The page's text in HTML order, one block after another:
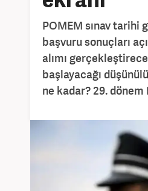
POMEM sınav tarihi
başvuru sonuçları
alımı
başlayacağı
ne kadar? 29.